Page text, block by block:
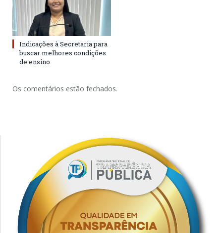
Indicações à Secretaria para
buscar melhores condições
de ensino
Os comentários estão fechados.